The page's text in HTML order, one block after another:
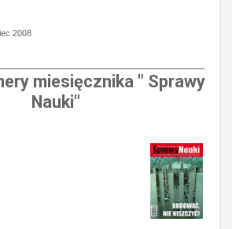
2008
miesięcznika " Sprawy
Nauki"